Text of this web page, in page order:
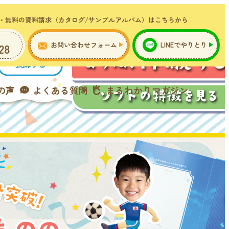
無料の資料請求（カタログ/サンプルアルバム）はこちらから
お問い合わせフォーム LINEでやりとり
声 よくある質問 まるわかりマガジン